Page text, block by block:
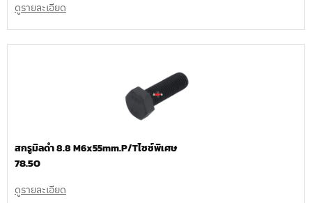
ดูรายละเอียด
สกรูมิลดำ 8.8 M6x55mm.P/Tไซซ์พิเศษ
78.50
ดูรายละเอียด